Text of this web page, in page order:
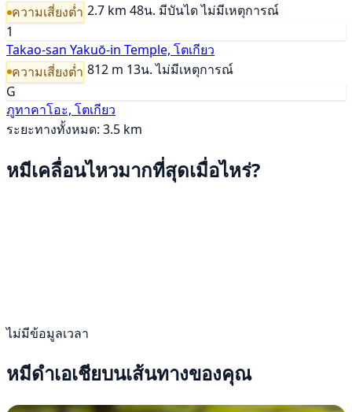
ความเสี่ยงต่ำ 2.7 km 48น. มีบันไดไม่มีเหตุการณ์
1
Takao-san Yakuō-in Temple, โตเกียว
ความเสี่ยงต่ำ 812 m 13น. ไม่มีเหตุการณ์
G
ภูทาคาโอะ, โตเกียว
ระยะทางทั้งหมด: 3.5 km
หมีเคลื่อนไหวมากที่สุดเมื่อไหร่?
ไม่มีข้อมูลเวลา
หมีดำเอเชียบนเส้นทางของคุณ